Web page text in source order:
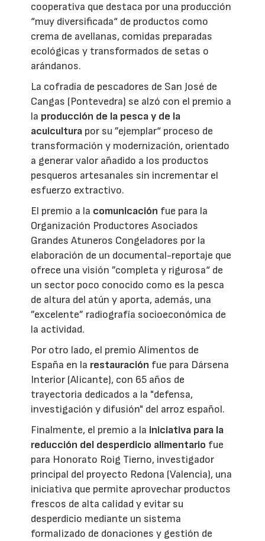
cooperativa que destaca por una producción
“muy diversificada“ de productos como
crema de avellanas, comidas preparadas
ecológicas y transformados de setas o
arándanos.
La cofradía de pescadores de San José de
Cangas (Pontevedra) se alzó con el premio a
la producción de la pesca y de la
acuicultura por su ”ejemplar“ proceso de
transformación y modernización, orientado
a generar valor añadido a los productos
pesqueros artesanales sin incrementar el
esfuerzo extractivo.
El premio a la comunicación fue para la
Organización Productores Asociados
Grandes Atuneros Congeladores por la
elaboración de un documental-reportaje que
ofrece una visión ”completa y rigurosa“ de
un sector poco conocido como es la pesca
de altura del atún y aporta, además, una
”excelente” radiografía socioeconómica de
la actividad.
Por otro lado, el premio Alimentos de
España en la restauración fue para Dársena
Interior (Alicante), con 65 años de
trayectoria dedicados a la "defensa,
investigación y difusión" del arroz español.
Finalmente, el premio a la iniciativa para la
reducción del desperdicio alimentario fue
para Honorato Roig Tierno, investigador
principal del proyecto Redona (Valencia), una
iniciativa que permite aprovechar productos
frescos de alta calidad y evitar su
desperdicio mediante un sistema
formalizado de donaciones y gestión de